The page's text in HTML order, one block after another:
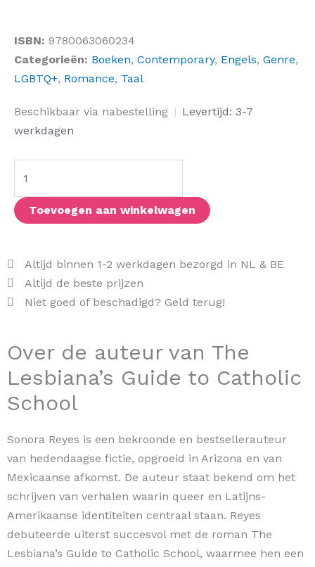
ISBN: 9780063060234
Categorieën: Boeken, Contemporary, Engels, Genre,
LGBTQ+, Romance, Taal
Beschikbaar via nabestelling | Levertijd: 3-7
werkdagen
The
Lesbiana's
Catholic
School
aantal
Toevoegen aan winkelwagen
Altijd binnen 1-2 werkdagen bezorgd in NL & BE
Altijd de beste prijzen
Niet goed of beschadigd? Geld terug!
Over de auteur van The
Lesbiana’s Guide to Catholic
School
Sonora Reyes is een bekroonde en bestsellerauteur
van hedendaagse fictie, opgroeid in Arizona en van
Mexicaanse afkomst. De auteur staat bekend om het
schrijven van verhalen waarin queer en Latijns-
Amerikaanse identiteiten centraal staan. Reyes
debuteerde uiterst succesvol met de roman The
Lesbiana’s Guide to Catholic School, waarmee hen een